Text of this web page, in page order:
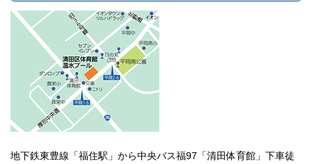
地下鉄東豊線「福住駅」から中央バス福97「清田体育館」下車徒